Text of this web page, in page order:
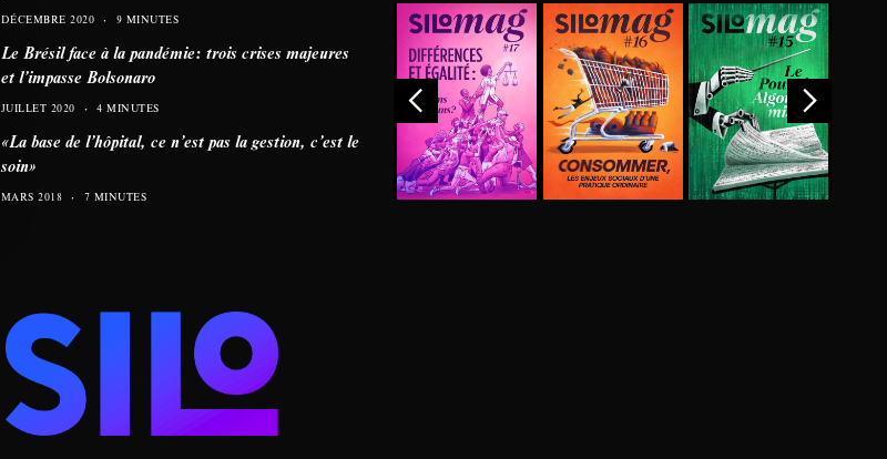
DÉCEMBRE 2020 9 MINUTES
Le Brésil face à la pandémie: trois crises majeures
et l’impasse Bolsonaro
JUILLET 2020 4 MINUTES
«La base de l’hôpital, ce n’est pas la gestion, c’est le
soin»
MARS 2018 7 MINUTES